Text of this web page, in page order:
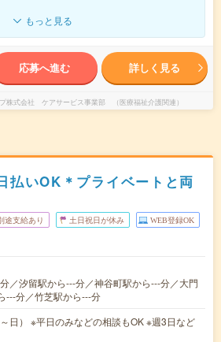
もっと見る
応募へ進む 詳しく見る
株式会社 ケアサービス事業部 （医療福祉介護関連）
払いOK＊プライベートと両
途支給あり 土日祝日が休み WEB登録OK
／汐留駅から---分／神谷町駅から---分／大門
---分／竹芝駅から---分
日） ※平日のみなどの相談もOK ※週3日など